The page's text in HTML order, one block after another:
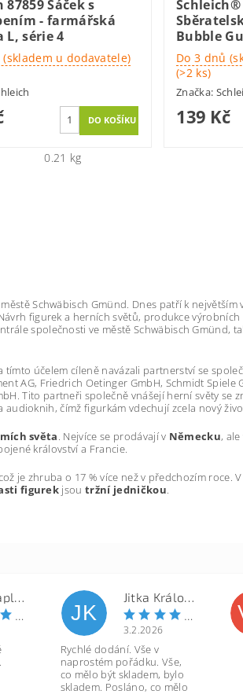
87859 Sáček s
- farmářská
L, série 4
u dodavatele)
Bubble
Do 3 dnů
(>2 ks)
Značka:
139 Kč
0.21 kg
Schwäbisch Gmünd. Dnes patří k
Návrh figurek a herních světů, produkce
společnosti ve městě Schwäbisch Gmünd,
účelem cíleně navázali partnerství se
AG, Friedrich Oetinger GmbH, Schmidt Spiele
Tito partneři společně vnášejí herní světy se
čímž figurkám vdechují zcela nový
světa . Nejvíce se prodávají v Německu,
království a Francie.
je zhruba o 17 % více než v předchozím roce.
figurek jsou tržní jedničkou
JK
3.2.2026
Rychlé dodání. Vše v
naprostém pořádku. Vše,
co mělo být skladem, bylo
skladem. Posláno, co mělo